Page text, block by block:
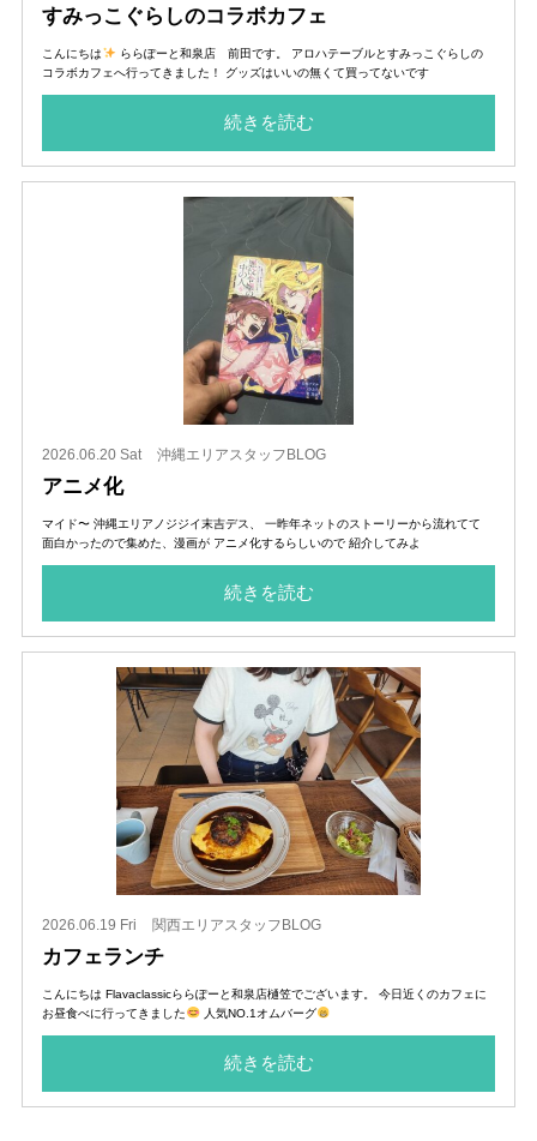
すみっこぐらしのコラボカフェ
こんにちは
ららぽーと和泉店 前田です。 アロハテーブルとすみっこぐらしの
コラボカフェへ行ってきました！ グッズはいいの無くて買ってないです
続きを読む
2026.06.20 Sat 沖縄エリアスタッフBLOG
アニメ化
マイド〜 沖縄エリアノジジイ末吉デス、 一昨年ネットのストーリーから流れてて
面白かったので集めた、漫画が アニメ化するらしいので 紹介してみよ
続きを読む
2026.06.19 Fri 関西エリアスタッフBLOG
カフェランチ
こんにちは Flavaclassicららぽーと和泉店樋笠でございます。 今日近くのカフェに
お昼食べに行ってきました
人気NO.1オムバーグ
続きを読む